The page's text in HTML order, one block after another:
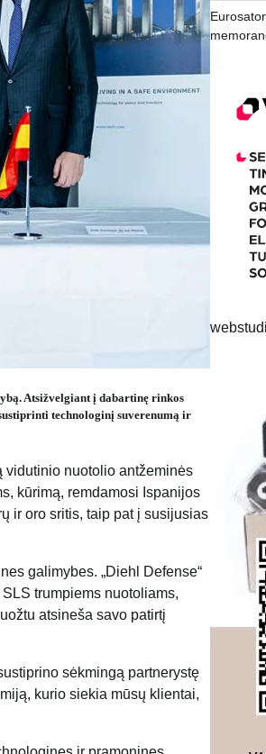
Atsižvelgiant į dabartinę rinkos
technologinį suverenumą ir
vidutinio nuotolio antžeminės
kūrimą, remdamosi Ispanijos
ir oro sritis, taip pat į susijusias
galimybes. „Diehl Defense“
trumpiems nuotoliams,
atsineša savo patirtį
sėkmingą partnerystę
kurio siekia mūsų klientai,